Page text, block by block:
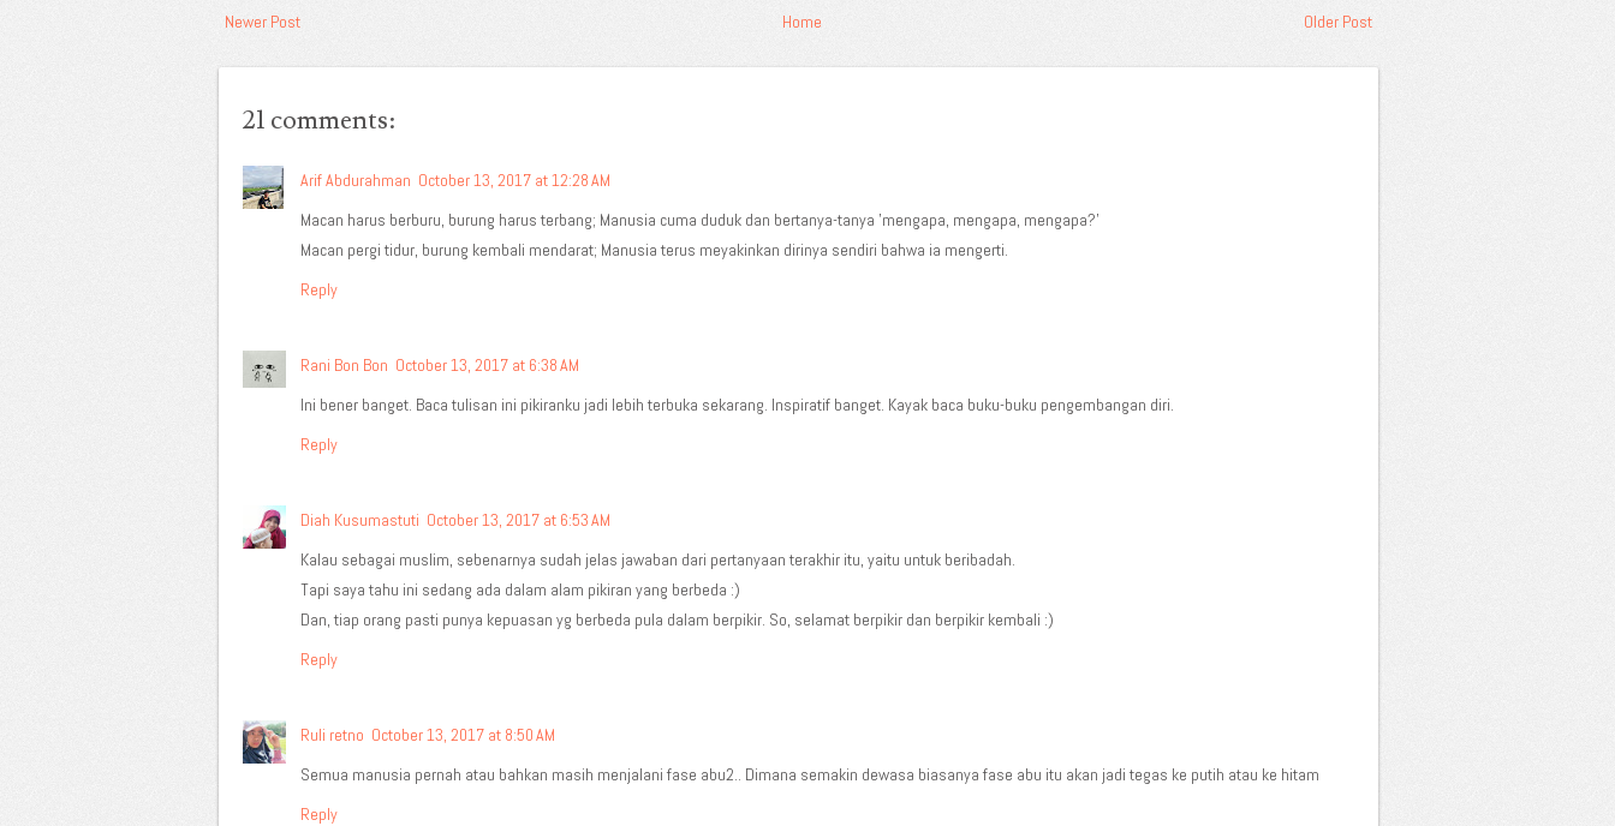
Newer Post Older Post
Home
21 comments:
Arif Abdurahman October 13, 2017 at 12:28 AM
Macan harus berburu, burung harus terbang; Manusia cuma duduk dan bertanya-tanya 'mengapa, mengapa, mengapa?'
Macan pergi tidur, burung kembali mendarat; Manusia terus meyakinkan dirinya sendiri bahwa ia mengerti.
Reply
Rani Bon Bon October 13, 2017 at 6:38 AM
Ini bener banget. Baca tulisan ini pikiranku jadi lebih terbuka sekarang. Inspiratif banget. Kayak baca buku-buku pengembangan diri.
Reply
Diah Kusumastuti October 13, 2017 at 6:53 AM
Kalau sebagai muslim, sebenarnya sudah jelas jawaban dari pertanyaan terakhir itu, yaitu untuk beribadah.
Tapi saya tahu ini sedang ada dalam alam pikiran yang berbeda :)
Dan, tiap orang pasti punya kepuasan yg berbeda pula dalam berpikir. So, selamat berpikir dan berpikir kembali :)
Reply
Ruli retno October 13, 2017 at 8:50 AM
Semua manusia pernah atau bahkan masih menjalani fase abu2.. Dimana semakin dewasa biasanya fase abu itu akan jadi tegas ke putih atau ke hitam
Reply